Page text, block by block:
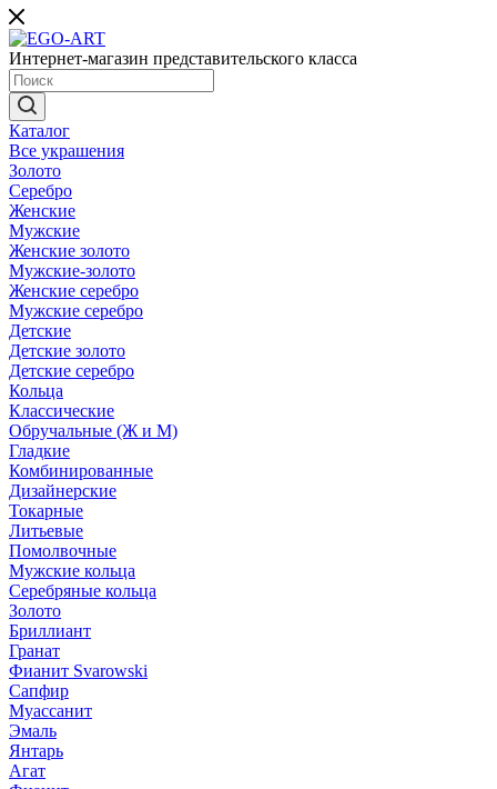
Интернет-магазин представительского класса
Каталог
Все украшения
Золото
Серебро
Женские
Мужские
Женские золото
Мужские-золото
Женские серебро
Мужские серебро
Детские
Детские золото
Детские серебро
Кольца
Классические
Обручальные (Ж и М)
Гладкие
Комбинированные
Дизайнерские
Токарные
Литьевые
Помолвочные
Мужские кольца
Серебряные кольца
Золото
Бриллиант
Гранат
Фианит Svarowski
Сапфир
Муассанит
Эмаль
Янтарь
Агат